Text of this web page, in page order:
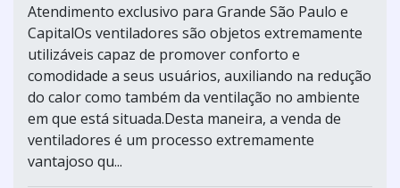
Atendimento exclusivo para Grande São Paulo e
CapitalOs ventiladores são objetos extremamente
utilizáveis capaz de promover conforto e
comodidade a seus usuários, auxiliando na redução
do calor como também da ventilação no ambiente
em que está situada.Desta maneira, a venda de
ventiladores é um processo extremamente
vantajoso qu...